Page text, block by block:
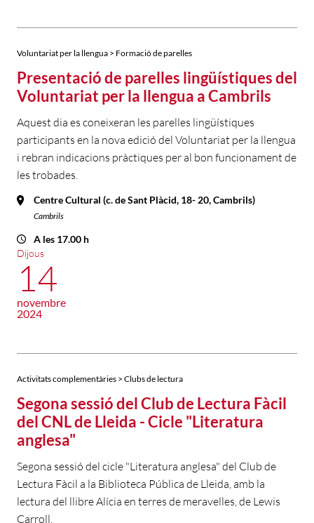
Voluntariat per la llengua > Formació de parelles
Presentació de parelles lingüístiques del
Voluntariat per la llengua a Cambrils
Aquest dia es coneixeran les parelles lingüístiques
participants en la nova edició del Voluntariat per la llengua
i rebran indicacions pràctiques per al bon funcionament de
les trobades.
Centre Cultural (c. de Sant Plàcid, 18- 20, Cambrils)
Cambrils
A les 17.00 h
Dijous
14
novembre
2024
Activitats complementàries > Clubs de lectura
Segona sessió del Club de Lectura Fàcil
del CNL de Lleida - Cicle "Literatura
anglesa"
Segona sessió del cicle "Literatura anglesa" del Club de
Lectura Fàcil a la Biblioteca Pública de Lleida, amb la
lectura del llibre Alícia en terres de meravelles, de Lewis
Carroll.